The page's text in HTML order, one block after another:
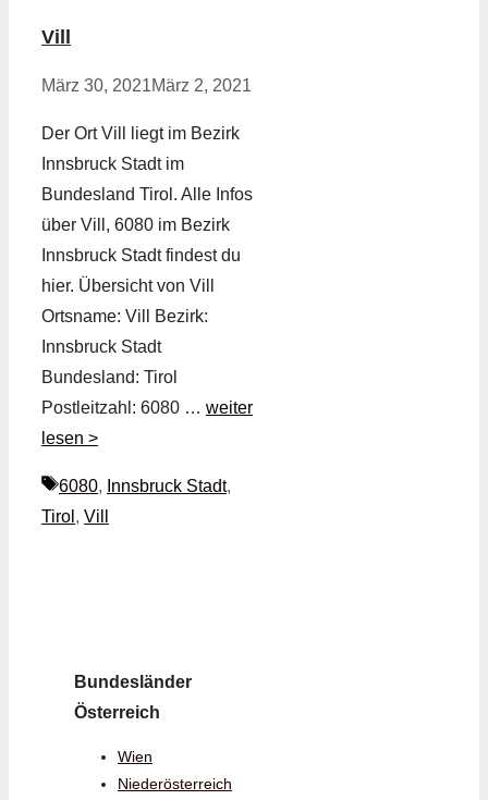
Vill
März 30, 2021März 2, 2021
Der Ort Vill liegt im Bezirk
Innsbruck Stadt im
Bundesland Tirol. Alle Infos
über Vill, 6080 im Bezirk
Innsbruck Stadt findest du
hier. Übersicht von Vill
Ortsname: Vill Bezirk:
Innsbruck Stadt
Bundesland: Tirol
Postleitzahl: 6080 … weiter
lesen >
Schlagwörter
6080, Innsbruck Stadt,
Tirol , Vill
Bundesländer
Österreich
Wien
Niederösterreich